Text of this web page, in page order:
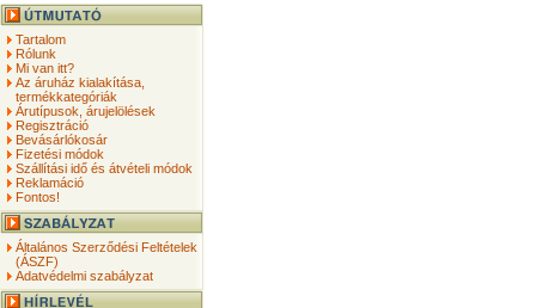
Tartalom
Rólunk
Mi van itt?
Az áruház kialakítása,
termékkategóriák
Árutípusok, árujelölések
Regisztráció
Bevásárlókosár
Fizetési módok
Szállítási idő és átvételi módok
Reklamáció
Fontos!
Általános Szerződési Feltételek
(ÁSZF)
Adatvédelmi szabályzat